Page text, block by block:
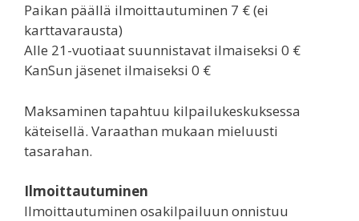
Paikan päällä ilmoittautuminen 7 € (ei
karttavarausta)
Alle 21-vuotiaat suunnistavat ilmaiseksi 0 €
KanSun jäsenet ilmaiseksi 0 €
Maksaminen tapahtuu kilpailukeskuksessa
käteisellä. Varaathan mukaan mieluusti
tasarahan.
Ilmoittautuminen
Ilmoittautuminen osakilpailuun onnistuu